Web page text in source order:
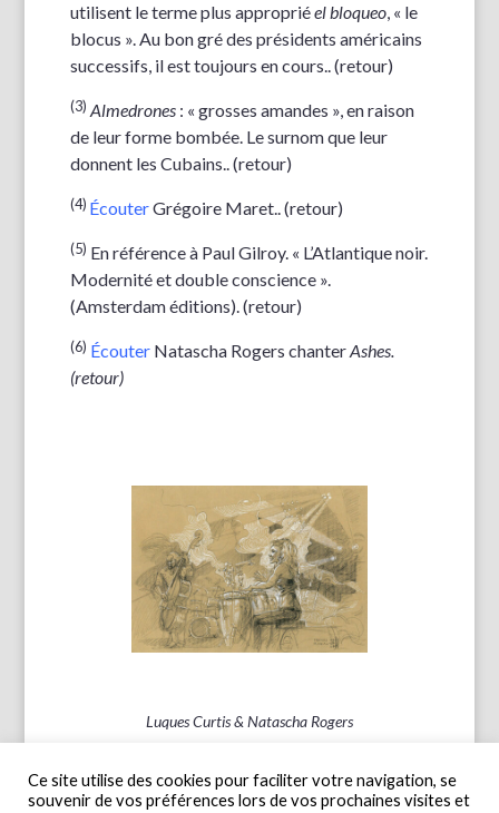
utilisent le terme plus appropriéel bloqueo, « le
blocus ». Au bon gré des présidents américains
successifs, il est toujours en cours.. (retour)
(3) Almedrones: « grosses amandes », en raison
de leur forme bombée. Le surnom que leur
donnent les Cubains.. (retour)
(4) ÉcouterGrégoire Maret.. (retour)
(5) En référence à Paul Gilroy. « L’Atlantique noir.
Modernité et double conscience ».
(Amsterdam éditions). (retour)
(6) ÉcouterNatascha Rogers chanterAshes.
(retour)
Luques Curtis & Natascha Rogers
Ce site utilise des cookies pour faciliter votre navigation, se
souvenir de vos préférences lors de vos prochaines visites et